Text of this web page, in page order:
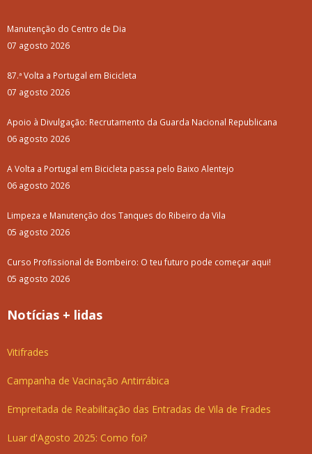
Manutenção do Centro de Dia
07 agosto 2026
87.ª Volta a Portugal em Bicicleta
07 agosto 2026
Apoio à Divulgação: Recrutamento da Guarda Nacional Republicana
06 agosto 2026
A Volta a Portugal em Bicicleta passa pelo Baixo Alentejo
06 agosto 2026
Limpeza e Manutenção dos Tanques do Ribeiro da Vila
05 agosto 2026
Curso Profissional de Bombeiro: O teu futuro pode começar aqui!
05 agosto 2026
Notícias + lidas
Vitifrades
Campanha de Vacinação Antirrábica
Empreitada de Reabilitação das Entradas de Vila de Frades
Luar d'Agosto 2025: Como foi?